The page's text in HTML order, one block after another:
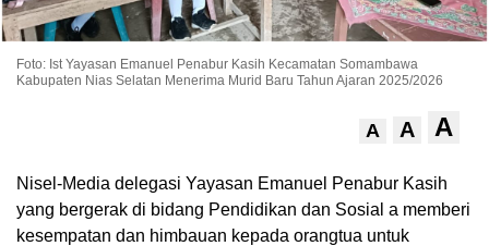
Foto: Ist Yayasan Emanuel Penabur Kasih Kecamatan Somambawa
Kabupaten Nias Selatan Menerima Murid Baru Tahun Ajaran 2025/2026
A A A
Nisel-Media delegasi Yayasan Emanuel Penabur Kasih
yang bergerak di bidang Pendidikan dan Sosial a memberi
kesempatan dan himbauan kepada orangtua untuk